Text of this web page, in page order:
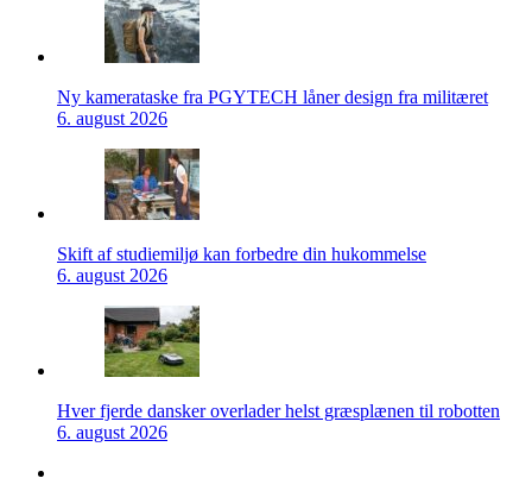
Ny kamerataske fra PGYTECH låner design fra militæret
6. august 2026
Skift af studiemiljø kan forbedre din hukommelse
6. august 2026
Hver fjerde dansker overlader helst græsplænen til robotten
6. august 2026